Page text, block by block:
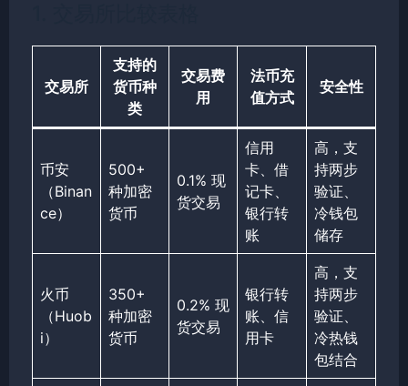
交易所
支持的
货币种
类
交易费
用
法币充
值方式
安全性
币安
（Binan
ce）
500+
种加密
货币
0.1% 现
货交易
信用
卡、借
记卡、
银行转
账
高，支
持两步
验证、
冷钱包
储存
火币
（Huob
i）
350+
种加密
货币
0.2% 现
货交易
银行转
账、信
用卡
高，支
持两步
验证、
冷热钱
包结合